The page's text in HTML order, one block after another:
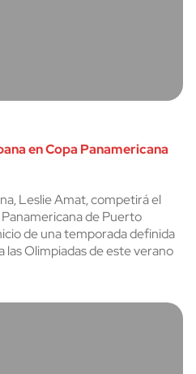
en Copa Panamericana
Leslie Amat, competirá el
Panamericana de Puerto
de una temporada definida
las Olimpiadas de este verano